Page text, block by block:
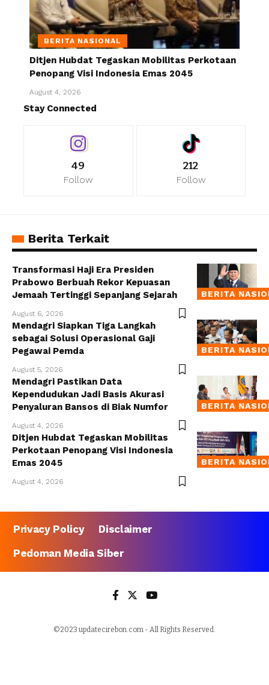
BERITA NASIONAL
Ditjen Hubdat Tegaskan Mobilitas Perkotaan
Penopang Visi Indonesia Emas 2045
August 4, 2026
Stay Connected
49
Follow
212
Follow
Berita Terkait
BERITA
Transformasi Haji Era Presiden
Prabowo Berbuah Rekor Kepuasan
Jemaah Tertinggi Sepanjang Sejarah
August 6, 2026
BERITA
Mendagri Siapkan Tiga Langkah
sebagai Solusi Operasional Gaji
Pegawai Pemda
August 5, 2026
BERITA
Mendagri Pastikan Data
Kependudukan Jadi Basis Akurasi
Penyaluran Bansos di Biak Numfor
August 4, 2026
BERITA
Ditjen Hubdat Tegaskan Mobilitas
Perkotaan Penopang Visi Indonesia
Emas 2045
August 4, 2026
Privacy Policy
Disclaimer
Pedoman Media Siber
©2023 updatecirebon.com - All Rights Reserved.